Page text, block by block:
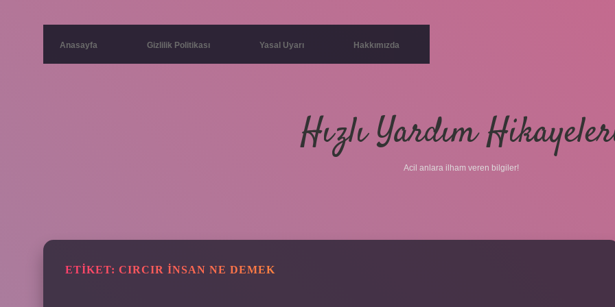
Anasayfa Gizlilik Politikası Yasal Uyarı Hakkımızda
Hızlı Yardım
Acil anlara ilham veren bilgiler!
ETIKET: CIRCIR INSAN NE DEMEK